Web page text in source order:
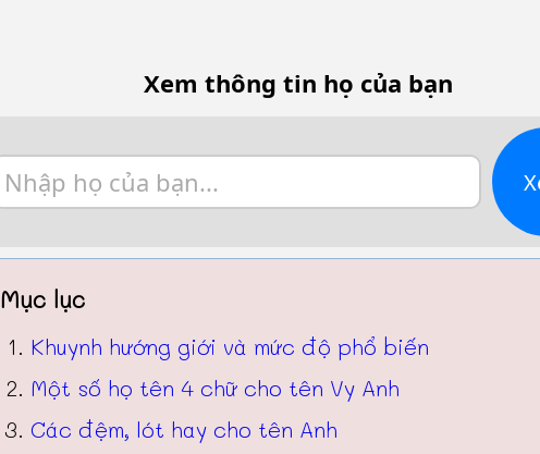
Xem thông tin họ của bạn
Mục lục
Khuynh hướng giới và mức độ phổ biến
Một số họ tên 4 chữ cho tên Vy Anh
Các đệm, lót hay cho tên Anh